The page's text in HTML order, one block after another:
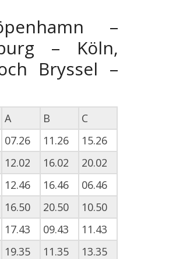
–
– Köln,
Bryssel –
A B
C
07.26 11.26
15.26
12.02 16.02
20.02
12.46 16.46
06.46
16.50 20.50
10.50
17.43 09.43
11.43
19.35 11.35
13.35